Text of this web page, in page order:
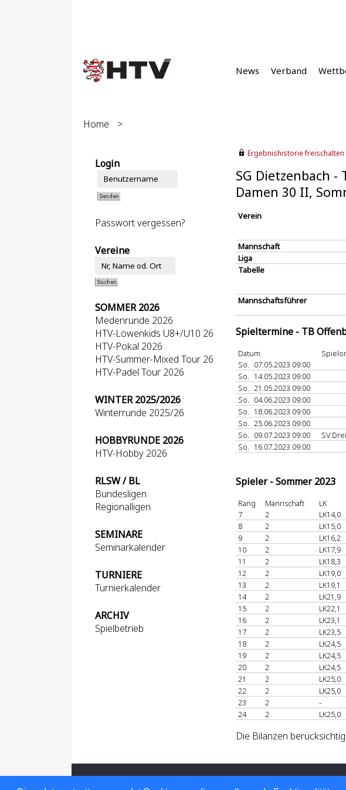
News Verband
Home >
Login
Passwort vergessen?
Vereine
SOMMER 2026
Medenrunde 2026
HTV-Löwenkids U8+/U10 26
HTV-Pokal 2026
HTV-Summer-Mixed Tour 26
HTV-Padel Tour 2026
WINTER 2025/2026
Winterrunde 2025/26
HOBBYRUNDE 2026
HTV-Hobby 2026
RLSW / BL
Bundesligen
Regionalligen
SEMINARE
Seminarkalender
TURNIERE
Turnierkalender
ARCHIV
Spielbetrieb
Ergebnishistorie freischalten
SG Dietzenbach -
Damen 30 II,
Verein
Mannschaft
Liga
Tabelle
Mannschaftsführer
Spieltermine - TB
Datum
So. 07.05.2023 09:00
So. 14.05.2023 09:00
So. 21.05.2023 09:00
So. 04.06.2023 09:00
So. 18.06.2023 09:00
So. 25.06.2023 09:00
So. 09.07.2023 09:00 SV
So. 16.07.2023 09:00
Spieler - Sommer 2023
Rang Mannschaft LK
7
2 LK14,0
8
2 LK15,0
9
2 LK16,2
10
2 LK17,9
11
2 LK18,3
12
2 LK19,0
13
2 LK19,1
14
2 LK21,9
15
2 LK22,1
16
2 LK23,1
17
2 LK23,5
18
2 LK24,5
19
2 LK24,5
20
2 LK24,5
21
2 LK25,0
22
2 LK25,0
23
2 -
24
2 LK25,0
Die Bilanzen